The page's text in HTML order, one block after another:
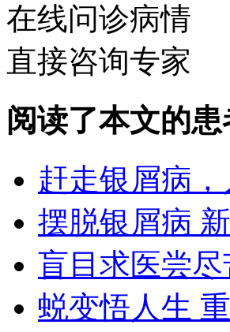
在线问诊病情
直接咨询专家
阅读了本文的
赶走银屑病
摆脱银屑病
盲目求医尝
蜕变悟人生